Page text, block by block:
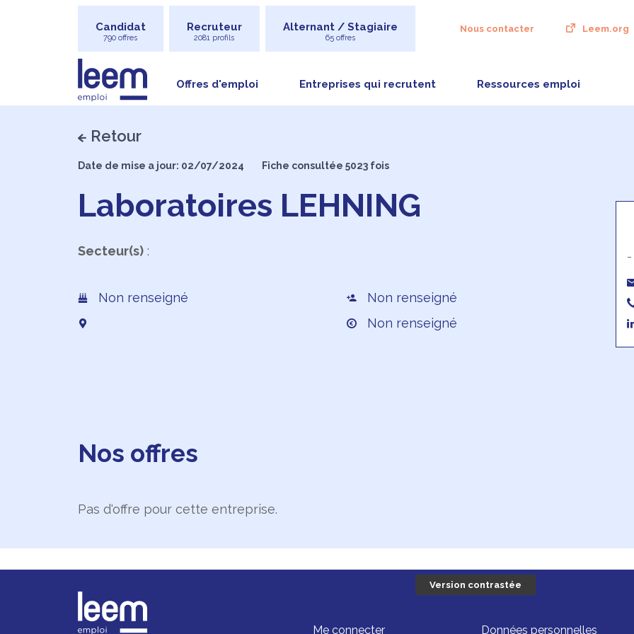
Candidat
790 offres
Recruteur
2081 profils
Alternant / Stagiaire
65 offres
Nous contacter Leem.org
Offres d'emploi Entreprises qui recrutent Ressources emploi
Retour
Date de mise a jour: 02/07/2024 Fiche consultée 5023 fois
Laboratoires LEHNING
Secteur(s):
Non renseigné
Non renseigné
Non renseigné
-
Nos offres
Pas d'offre pour cette entreprise.
Version contrastée
Me connecter Données personnelles